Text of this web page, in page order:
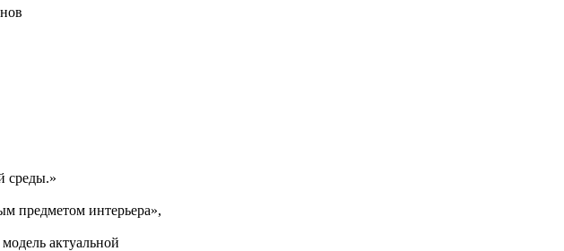
среды.»
предметом интерьера»,
актуальной